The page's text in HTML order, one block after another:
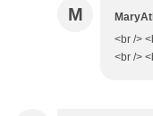
M
<br />
<br />